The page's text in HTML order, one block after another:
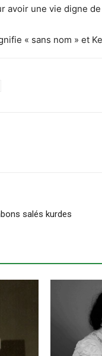
avoir une vie digne
« sans nom » et
salés kurdes